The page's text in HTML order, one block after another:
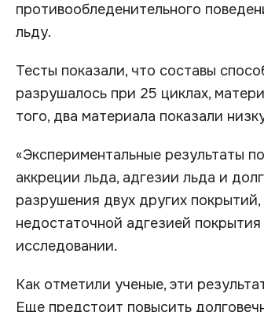
противообледенительного
льду.
Тесты показали, что составы
разрушалось при 25 циклах,
того, два материала показали
«Экспериментальные результаты
аккреции льда, адгезии льда и
разрушения двух других
недостаточной адгезией
исследовании.
Как отметили ученые, эти
Еще предстоит повысить